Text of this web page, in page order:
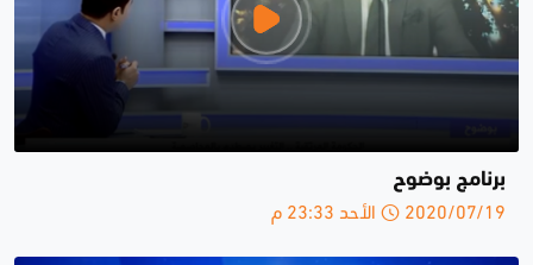
برنامج بوضوح
2020/07/19 الأحد 23:33 م